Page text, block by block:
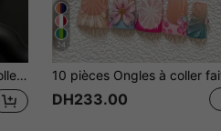
les vacances.
24
DH233.00